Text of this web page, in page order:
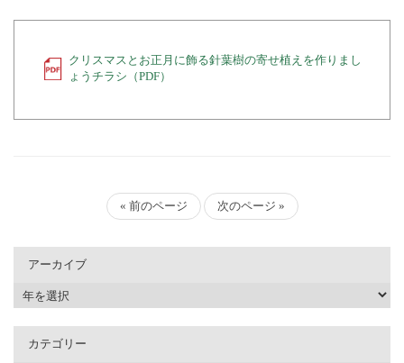
クリスマスとお正月に飾る針葉樹の寄せ植えを作りまし
ょうチラシ（PDF）
« 前のページ 次のページ »
アーカイブ
カテゴリー